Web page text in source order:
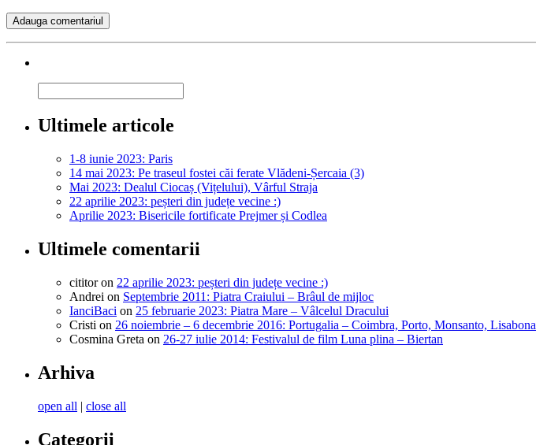
Ultimele articole
1-8 iunie 2023: Paris
14 mai 2023: Pe traseul fostei căi ferate Vlădeni-Șercaia (3)
Mai 2023: Dealul Ciocaș (Vițelului), Vârful Straja
22 aprilie 2023: peșteri din județe vecine :)
Aprilie 2023: Bisericile fortificate Prejmer și Codlea
Ultimele comentarii
cititoron 22 aprilie 2023: peșteri din județe vecine :)
Andrei on Septembrie 2011: Piatra Craiului – Brâul de mijloc
IanciBaci on 25 februarie 2023: Piatra Mare – Vâlcelul Dracului
Cristi on 26 noiembrie – 6 decembrie 2016: Portugalia – Coimbra, Porto, Monsanto, Lisabona
Cosmina Greta on 26-27 iulie 2014: Festivalul de film Luna plina – Biertan
Arhiva
open all | close all
Categorii